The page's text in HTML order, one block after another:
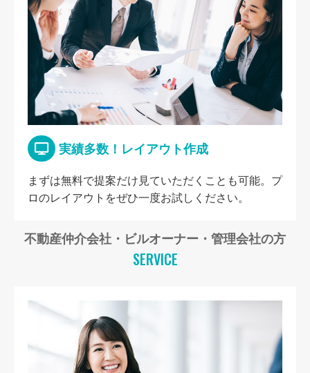
実績多数！レイアウト作成
まずは無料で提案だけ見ていただくことも可能。プ
ロのレイアウトをぜひ一度お試しください。
不動産仲介会社・ビルオーナー・管理会社の方
SERVICE